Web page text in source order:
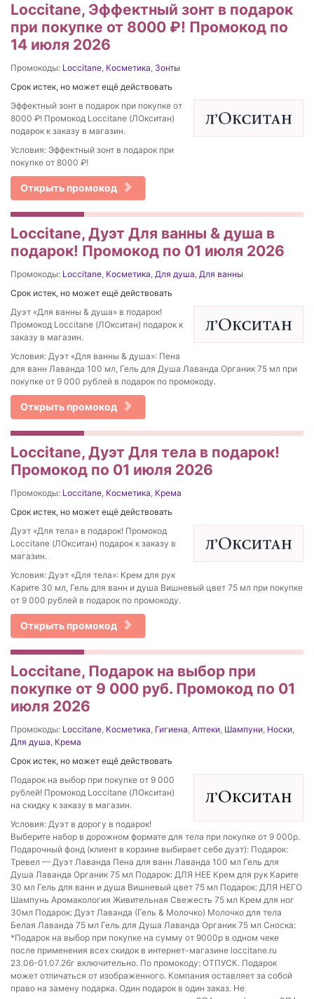
Loccitane, Эффектный зонт в подарок
при покупке от 8000 ₽! Промокод по
14 июля 2026
Промокоды: Loccitane, Косметика, Зонты
Срок истек, но может ещё действовать
Эффектный зонт в подарок при покупке от
8000 ₽! Промокод Loccitane (ЛОкситан)
подарок к заказу в магазин.
Условия: Эффектный зонт в подарок при
покупке от 8000 ₽!
Открыть промокод
Loccitane, Дуэт Для ванны & душа в
подарок! Промокод по 01 июля 2026
Промокоды: Loccitane, Косметика, Для душа, Для ванны
Срок истек, но может ещё действовать
Дуэт «Для ванны & душа» в подарок!
Промокод Loccitane (ЛОкситан) подарок к
заказу в магазин.
Условия: Дуэт «Для ванны & душа»: Пена
для ванн Лаванда 100 мл, Гель для Душа Лаванда Органик 75 мл при
покупке от 9 000 рублей в подарок по промокоду.
Открыть промокод
Loccitane, Дуэт Для тела в подарок!
Промокод по 01 июля 2026
Промокоды: Loccitane, Косметика, Крема
Срок истек, но может ещё действовать
Дуэт «Для тела» в подарок! Промокод
Loccitane (ЛОкситан) подарок к заказу в
магазин.
Условия: Дуэт «Для тела»: Крем для рук
Карите 30 мл, Гель для ванн и душа Вишневый цвет 75 мл при покупке
от 9 000 рублей в подарок по промокоду.
Открыть промокод
Loccitane, Подарок на выбор при
покупке от 9 000 руб. Промокод по 01
июля 2026
Промокоды: Loccitane, Косметика, Гигиена, Аптеки, Шампуни, Носки,
Для душа, Крема
Срок истек, но может ещё действовать
Подарок на выбор при покупке от 9 000
рублей! Промокод Loccitane (ЛОкситан)
на скидку к заказу в магазин.
Условия: Дуэт в дорогу в подарок!
Выберите набор в дорожном формате для тела при покупке от 9 000р.
Подарочный фонд (клиент в корзине выбирает себе дуэт): Подарок:
Тревел — Дуэт Лаванда Пена для ванн Лаванда 100 мл Гель для
Душа Лаванда Органик 75 мл Подарок: ДЛЯ НЕЕ Крем для рук Карите
30 мл Гель для ванн и душа Вишневый цвет 75 мл Подарок: ДЛЯ НЕГО
Шампунь Аромакология Живительная Свежесть 75 мл Крем для ног
30мл Подарок: Дуэт Лаванда (Гель & Молочко) Молочко для тела
Белая Лаванда 75 мл Гель для Душа Лаванда Органик 75 мл Сноска:
*Подарок на выбор при покупке на сумму от 9000р в одном чеке
после применения всех скидок в интернет-магазине loccitane.ru
23.06-01.07.26г включительно. По промокоду: ОТПУСК. Подарок
может отличаться от изображенного. Компания оставляет за собой
право на замену подарка. Один подарок в один заказ. Не